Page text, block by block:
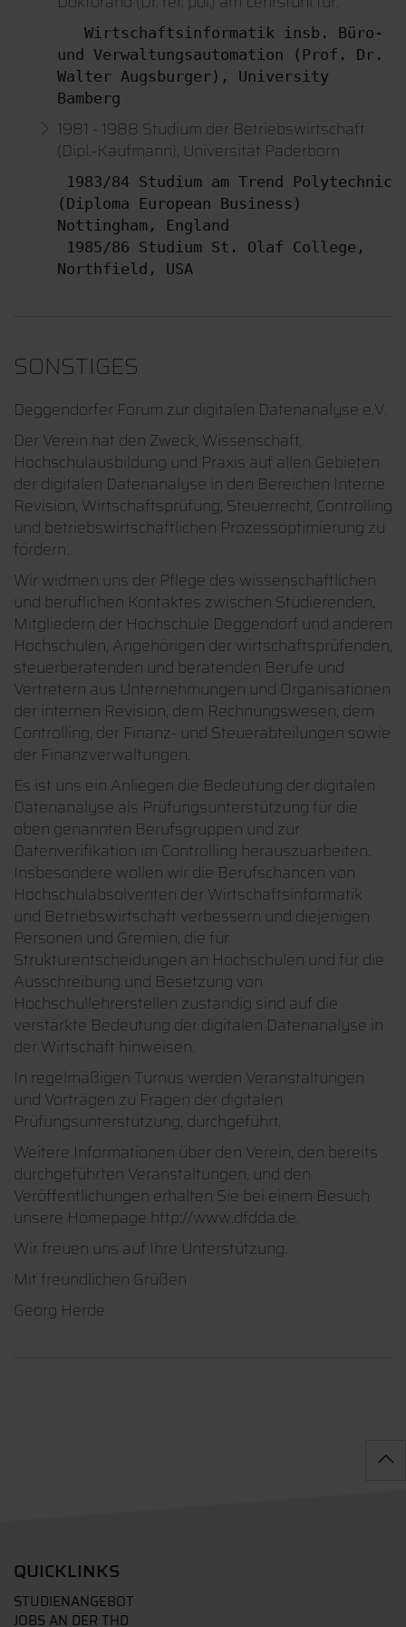
und Verwaltungsautomation (Prof. Dr.
Walter Augsburger), University
1981 - 1988 Studium der Betriebswirtschaft
(Dipl.-Kaufmann), Universität Paderborn
(Diploma European Business)
Nottingham, England
SONSTIGES
Deggendorfer Forum zur digitalen Datenanalyse e.V.
Der Verein hat den Zweck, Wissenschaft,
Hochschulausbildung und Praxis auf allen Gebieten
der digitalen Datenanalyse in den Bereichen Interne
Revision, Wirtschaftsprüfung, Steuerrecht, Controlling
und betriebswirtschaftlichen Prozessoptimierung zu
fördern.
Wir widmen uns der Pflege des wissenschaftlichen
und beruflichen Kontaktes zwischen Studierenden,
Mitgliedern der Hochschule Deggendorf und anderen
Hochschulen, Angehörigen der wirtschaftsprüfenden,
steuerberatenden und beratenden Berufe und
Vertretern aus Unternehmungen und Organisationen
der internen Revision, dem Rechnungswesen, dem
Controlling, der Finanz- und Steuerabteilungen sowie
der Finanzverwaltungen.
Es ist uns ein Anliegen die Bedeutung der digitalen
Datenanalyse als Prüfungsunterstützung für die
oben genannten Berufsgruppen und zur
Datenverifikation im Controlling herauszuarbeiten.
Insbesondere wollen wir die Berufschancen von
Hochschulabsolventen der Wirtschaftsinformatik
und Betriebswirtschaft verbessern und diejenigen
Personen und Gremien, die für
Strukturentscheidungen an Hochschulen und für die
Ausschreibung und Besetzung von
Hochschullehrerstellen zuständig sind auf die
verstärkte Bedeutung der digitalen Datenanalyse in
der Wirtschaft hinweisen.
In regelmäßigen Turnus werden Veranstaltungen
und Vorträgen zu Fragen der digitalen
Prüfungsunterstützung, durchgeführt.
Weitere Informationen über den Verein, den bereits
durchgeführten Veranstaltungen, und den
Veröffentlichungen erhalten Sie bei einem Besuch
unsere Homepage http://www.dfdda.de.
Wir freuen uns auf Ihre Unterstützung.
Mit freundlichen Grüßen
Georg Herde
QUICKLINKS
STUDIENANGEBOT
JOBS AN DER THD